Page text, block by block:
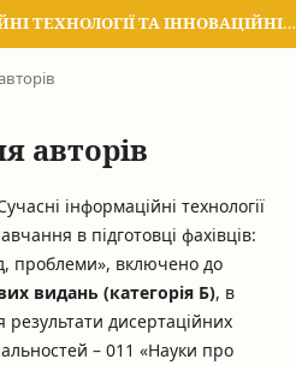
СУЧАСНІ ІНФОРМАЦІЙНІ ТЕХНОЛОГІЇ ТА ІННОВАЦІЙНІ МЕТОДИКИ НАВЧАННЯ В ПІДГОТОВЦІ ФАХІВЦІВ: МЕТОДОЛОГІЯ, ТЕОРІЯ, ДОСВІД, ПРОБЛЕМИ
авторів
інформаційні технології
в підготовці фахівців:
проблеми», включено до
видань (категорія Б), в
результати дисертаційних
– 011 «Науки про